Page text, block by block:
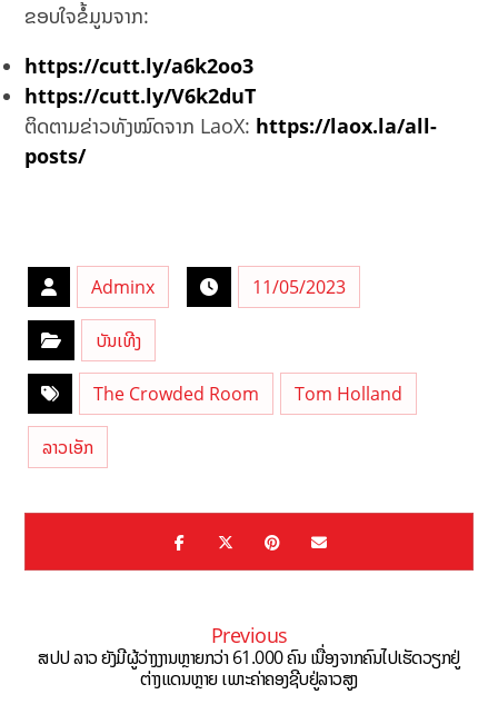
ຂອບໃຈຂໍ້ມູນຈາກ:
https://cutt.ly/a6k2oo3
https://cutt.ly/V6k2duT
ຕິດຕາມຂ່າວທັງໝົດຈາກ LaoX: https://laox.la/all-
posts/
Adminx 11/05/2023
ບັນເທີງ
The Crowded Room Tom Holland
ລາວເອັກ
Previous
ສປປ ລາວ ຍັງມີຜູ້ວ່າງງານຫຼາຍກວ່າ 61.000 ຄົນ ເນື່ອງຈາກຄົນໄປເຮັດວຽກຢູ່
ຕ່າງແດນຫຼາຍ ເພາະຄ່າຄອງຊີບຢູ່ລາວສູງ